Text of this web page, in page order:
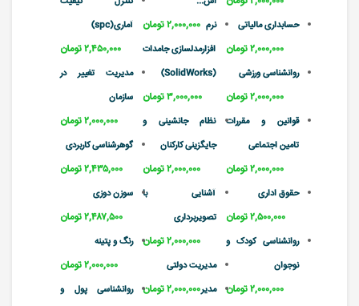
حسابداری مالیاتی
۲,۰۰۰,۰۰۰ تومان
روانشناسی ورزشی
۲,۰۰۰,۰۰۰ تومان
قوانین و مقررات
تامین اجتماعی
۲,۰۰۰,۰۰۰ تومان
حقوق اداری
۲,۵۰۰,۰۰۰ تومان
روانشناسی کودک و
نوجوان
۲,۰۰۰,۰۰۰ تومان
۲,۰۰۰,۰۰۰ تومان نرم
افزارمدلسازی جامدات
(SolidWorks)
۳,۰۰۰,۰۰۰ تومان
نظام جانشینی و
جایگزینی کارکنان
۲,۰۰۰,۰۰۰ تومان
آشنایی با
تصویربرداری
۲,۰۰۰,۰۰۰ تومان
مدیریت دولتی
۲,۰۰۰,۰۰۰ تومانمدیر
آماری(spc)
۲,۴۵۰,۰۰۰ تومان
مدیریت تغییر در
سازمان
۲,۰۰۰,۰۰۰ تومان
گوهرشناسی کاربردی
۲,۴۳۵,۰۰۰ تومان
سوزن دوزی
۲,۴۸۷,۵۰۰ تومان
رنگ و پتینه
۲,۰۰۰,۰۰۰ تومان
روانشناسی پول و